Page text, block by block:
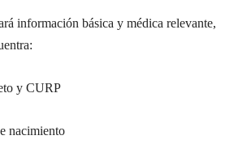
información básica y médica relevante,
y CURP
nacimiento